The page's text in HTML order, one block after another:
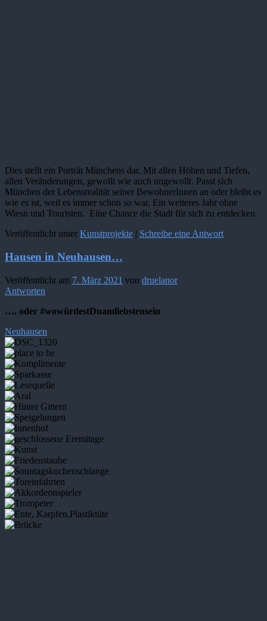
Dies stellt ein Porträt Münchens dar. Mit allen Höhen und Tiefen,
allen Veränderungen, gewollt wie auch ungewollt. Passt sich
München der Lebensrealität seiner BewohnerInnen an oder bleibt es
wie es ist, weil es immer schon so war. Ein weiteres Jahr ohne
Wiesn und Touristen. Eine Chance die Stadt für sich zu entdecken.
Veröffentlicht unter Kunstprojekte | Schreibe eine Antwort
Hausen in Neuhausen…
Veröffentlicht am 7. März 2021 von druelanor
Antworten
…. oder #wowürdestDuamliebstensein
Neuhausen